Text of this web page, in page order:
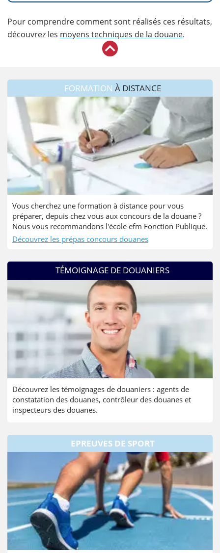
Pour comprendre comment sont réalisés ces résultats,
découvrez les moyens techniques de la douane.
FORMATION À DISTANCE
Vous cherchez une formation à distance pour vous
préparer, depuis chez vous aux concours de la douane ?
Nous vous recommandons l'école efm Fonction Publique.
Découvrez les prépas concours douanes
TÉMOIGNAGE DE DOUANIERS
Découvrez les témoignages de douaniers : agents de
constatation des douanes, contrôleur des douanes et
inspecteurs des douanes.
EPREUVES DE SPORT